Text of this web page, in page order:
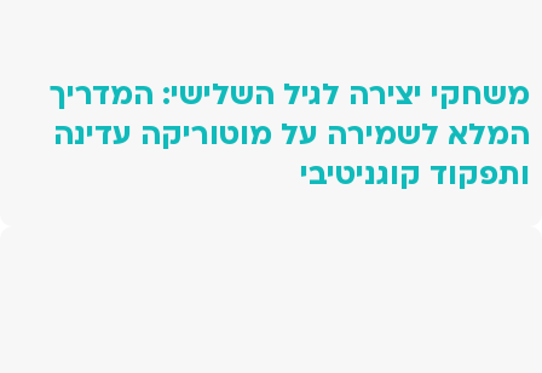
משחקי יצירה לגיל השלישי: המדריך
המלא לשמירה על מוטוריקה עדינה
ותפקוד קוגניטיבי